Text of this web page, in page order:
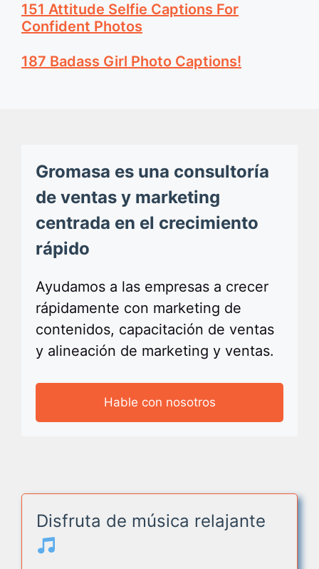
151 Attitude Selfie Captions For
Confident Photos
187 Badass Girl Photo Captions!
Gromasa es una consultoría
de ventas y marketing
centrada en el crecimiento
rápido
Ayudamos a las empresas a crecer
rápidamente con marketing de
contenidos, capacitación de ventas
y alineación de marketing y ventas.
Hable con nosotros
Disfruta de música relajante